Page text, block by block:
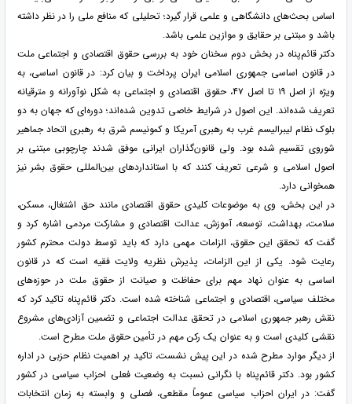
اساس بحث‌های دانشگاهی و علمی قرار گیرد؛ تحلیلی که منافع ملی را در نظر داشته
باشد و مبتنی بر حقایق و موازین علمی باشد.
دکتر قائم‌پناه در بخش دوم سخنان خود به بررسی حقوق اقتصادی و اجتماعی ملت
در قانون اساسی جمهوری اسلامی ایران پرداخت و بیان کرد: در قانون اساسی، به
ویژه از اصل ۱۹ تا اصل ۴۷، حقوق اقتصادی و اجتماعی به شکل نوآورانه و مترقیانه
تعریف شده‌اند. این اصول در شرایط خاصی تدوین شده‌اند؛ دوره‌ای که جهان به دو
بلوک نظام لیبرالیسم غرب به رهبری آمریکا و کمونیسم شرق به رهبری اتحاد جماهیر
شوروی تقسیم شده بود. ولی قانون‌گذاران ایرانی موفق شدند چارچوبی مبتنی بر
اصول اسلامی و شرعی تعریف کنند که با استانداردهای بین‌المللی حقوق بشر نیز
همخوانی دارد.
در این بخش، وی به موضوعات کلیدی حقوق اقتصادی مانند حق اشتغال، مسکن،
سلامت، بهداشت، توسعه، آموزش، عدالت اقتصادی و مشارکت مردمی اشاره کرد و
گفت که تحقق این حقوق، الزامات مهمی دارد که باید توسط دولت محترم کشور
رعایت شود. یکی از این الزامات، پذیرش نظریه ولایت فقیه است که در قانون
اساسی به عنوان نهاد مهم برای حفاظت و صیانت از حقوق ملت در حوزه‌های
مختلف سیاسی، اقتصادی و اجتماعی شناخته شده است. دکتر قائم‌پناه تاکید کرد که
نقش رهبر جمهوری اسلامی در تحقق عدالت اجتماعی و تضمین آزادی‌های مشروع
نقشی کلیدی است و به عنوان یک رکن مهم در تأمین حقوق ملت مطرح است.
از دیگر موارد مطرح شده در این پیش نشست، تاکید بر اهمیت نظام حزبی در اداره
کشور بود. دکتر قائم‌پناه با نگرانی نسبت به وضعیت فعلی احزاب سیاسی در کشور
گفت: در ایران احزاب سیاسی عموماً مقطعی، فصلی و وابسته به زمان انتخابات